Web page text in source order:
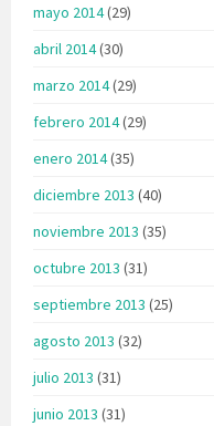
mayo 2014(29)
abril 2014(30)
marzo 2014(29)
febrero 2014(29)
enero 2014(35)
diciembre 2013 (40)
noviembre 2013 (35)
octubre 2013 (31)
septiembre 2013 (25)
agosto 2013 (32)
julio 2013 (31)
junio 2013 (31)